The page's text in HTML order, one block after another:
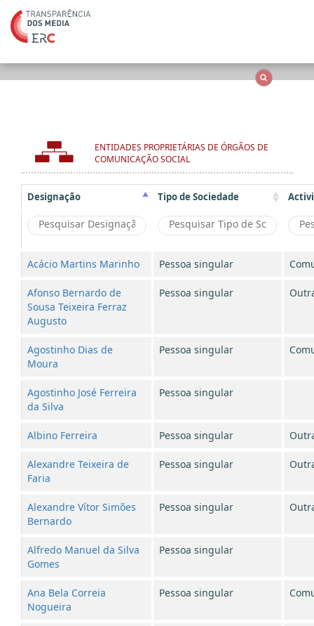
ENTIDADES PROPRIETÁRIAS DE ÓRGÃOS DE
COMUNICAÇÃO SOCIAL
Designação Tipo de Sociedade
Acácio Martins Marinho Pessoa singular
Afonso Bernardo de
Sousa Teixeira Ferraz
Augusto
Pessoa singular
Agostinho Dias de
Moura
Pessoa singular
Agostinho José Ferreira
da Silva
Pessoa singular
Albino Ferreira Pessoa singular
Alexandre Teixeira de
Faria
Pessoa singular
Alexandre Vítor Simões
Bernardo
Pessoa singular
Alfredo Manuel da Silva
Gomes
Pessoa singular
Ana Bela Correia
Nogueira
Pessoa singular